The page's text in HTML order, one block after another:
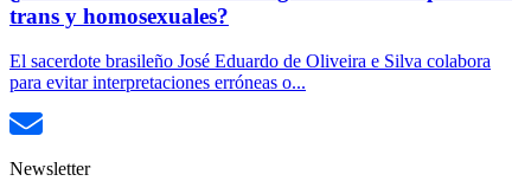
trans y homosexuales?
El sacerdote brasileño José Eduardo de Oliveira e Silva colabora
para evitar interpretaciones erróneas o...
Newsletter